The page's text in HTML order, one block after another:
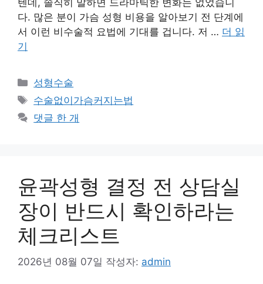
텐데, 솔직히 말하면 드라마틱한 변화는 없었습니
다. 많은 분이 가슴 성형 비용을 알아보기 전 단계에
서 이런 비수술적 요법에 기대를 겁니다. 저 … 더 읽
기
카
테
리
성형수술
태
그
수술없이가슴커지는법
댓글 한 개
윤곽성형 결정 전 상담실
장이 반드시 확인하라는
체크리스트
2026년 08월 07일 작성자: admin